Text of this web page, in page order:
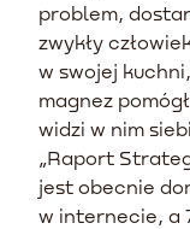
problem,
zwykły
w swojej
magnez
widzi w nim
„Raport
jest obecnie
w internecie, a